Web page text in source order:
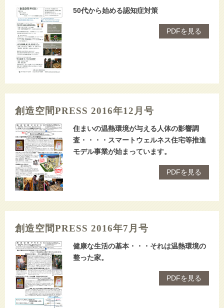
50代から始める認知症対策
PDFを見る
創造空間PRESS 2016年12月号
住まいの温熱環境が与える人体の影響調
査・・・・スマートウェルネス住宅等推進
モデル事業が始まっています。
PDFを見る
創造空間PRESS 2016年7月号
健康な生活の基本・・・それは温熱環境の
整った家。
PDFを見る